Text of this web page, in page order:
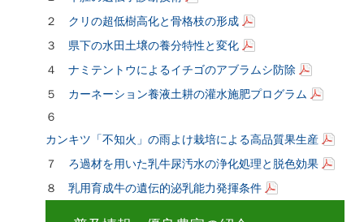
２ クリの超低樹高化と骨格枝の形成
３ 県下の水田土壌の養分特性と変化
４ ナミテントウによるイチゴのアブラムシ防除
５ カーネーション養液土耕の灌水施肥プログラム
６
カンキツ「不知火」の雨よけ栽培による高品質果生産
７ ろ過材を用いた乳牛尿汚水の浄化処理と脱色効果
８ 乳用育成牛の遺伝的泌乳能力発揮条件